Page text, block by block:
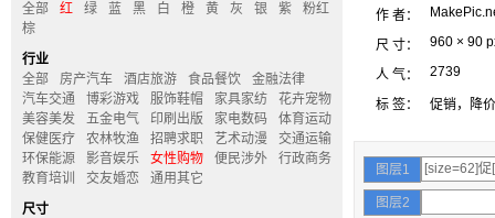
全部
红 绿 蓝 黑 白 橙 黄 灰 银 紫
粉红
棕
行业
全部
房产汽车 酒店旅游 食品餐饮
金融法律
汽车交通
博彩游戏 服饰鞋帽 家具家纺
花卉宠物
美容美发
五金电气 印刷出版 家电数码
体育运动
保健医疗
农林牧渔 招聘求职 艺术动漫
交通运输
环保能源
影音娱乐 女性购物 便民涉外
行政商务
教育培训
交友婚恋
通用其它
尺寸
作 者：
尺 寸： 960 × 90
人 气： 2739
标 签： 促销，降
图层1
图层2